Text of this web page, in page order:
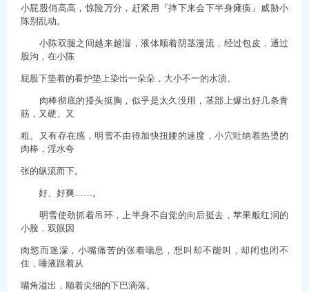
小屁股俏高高，惊险万分，赶紧用『摔下来会下半身瘫痪』威胁小
陈别乱动。
小陈双腿之间越来越湿，液体顺着阴茎漫流，经过包皮，通过
股沟，在小陈
屁股下垫着的看护垫上染出一朵朵，大小不一的水渍。
肉棒彻底的擡头挺胸，似乎是太久没用，茎部上爆出好几条青
筋，又硬、又
粗、又有存在感，明雪不由得加快扭腰的速度，小穴吐纳着热烫的
肉棒，淫水夸
张的纵流而下。
好、好爽……。
明雪使劲抓着吊环，上半身不自觉的向后挺去，苹果般红润的
小脸，双眼因
肉慾而迷濛，小嘴痛苦的张着喘息，想叫却不能叫，却闭也闭不
住，唾液跟着从
嘴角溢出，顺着尖细的下巴滴落。